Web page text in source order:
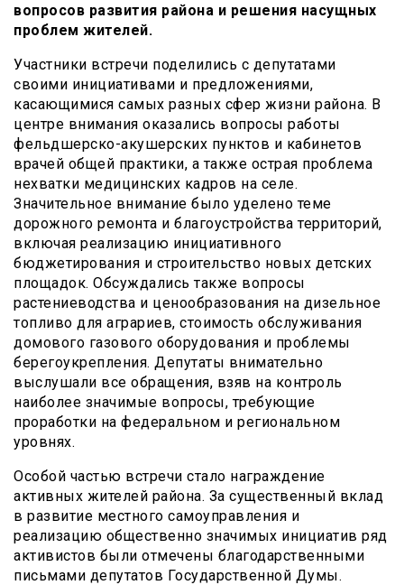
вопросов развития района и решения насущных
проблем жителей.
Участники встречи поделились с депутатами
своими инициативами и предложениями,
касающимися самых разных сфер жизни района. В
центре внимания оказались вопросы работы
фельдшерско-акушерских пунктов и кабинетов
врачей общей практики, а также острая проблема
нехватки медицинских кадров на селе.
Значительное внимание было уделено теме
дорожного ремонта и благоустройства территорий,
включая реализацию инициативного
бюджетирования и строительство новых детских
площадок. Обсуждались также вопросы
растениеводства и ценообразования на дизельное
топливо для аграриев, стоимость обслуживания
домового газового оборудования и проблемы
берегоукрепления. Депутаты внимательно
выслушали все обращения, взяв на контроль
наиболее значимые вопросы, требующие
проработки на федеральном и региональном
уровнях.
Особой частью встречи стало награждение
активных жителей района. За существенный вклад
в развитие местного самоуправления и
реализацию общественно значимых инициатив ряд
активистов были отмечены благодарственными
письмами депутатов Государственной Думы.